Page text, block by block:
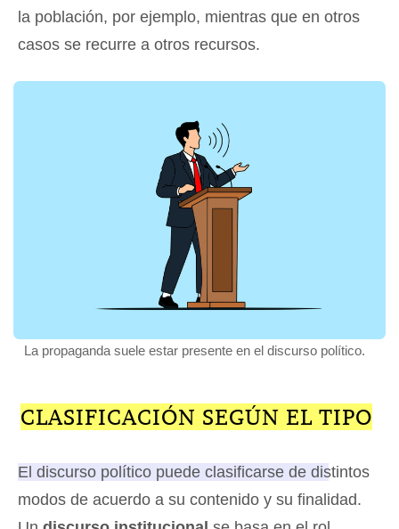
la población, por ejemplo, mientras que en otros
casos se recurre a otros recursos.
La propaganda suele estar presente en el discurso político.
CLASIFICACIÓN SEGÚN EL TIPO
El discurso político puede clasificarse de distintos
modos de acuerdo a su contenido y su finalidad.